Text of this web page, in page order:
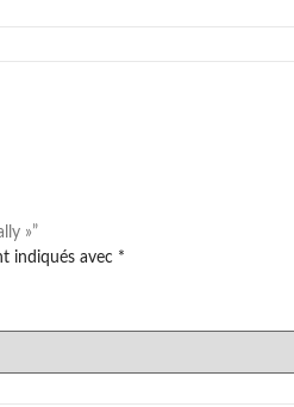
»”
indiqués avec *